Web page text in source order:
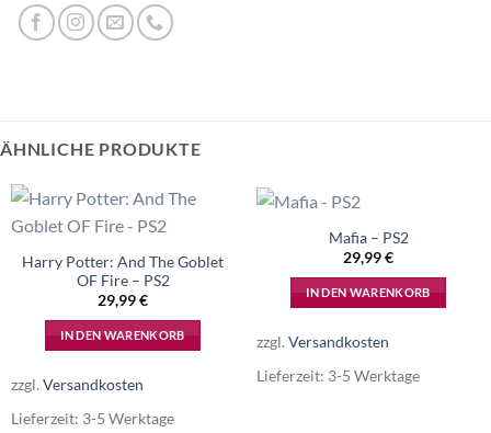
ÄHNLICHE PRODUKTE
Harry Potter: And The Goblet
OF Fire – PS2
29,99€
IN DEN WARENKORB
zzgl. Versandkosten
Lieferzeit: 3-5 Werktage
Mafia – PS2
29,99€
IN DEN WARENKORB
zzgl. Versandkosten
Lieferzeit: 3-5 Werktage